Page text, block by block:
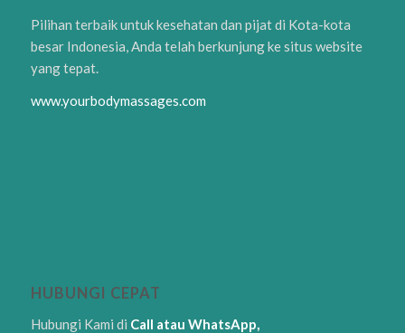
Pilihan terbaik untuk kesehatan dan pijat di Kota-kota
besar Indonesia, Anda telah berkunjung ke situs website
yang tepat.
www.yourbodymassages.com
HUBUNGI CEPAT
Hubungi Kami di Call atau WhatsApp,